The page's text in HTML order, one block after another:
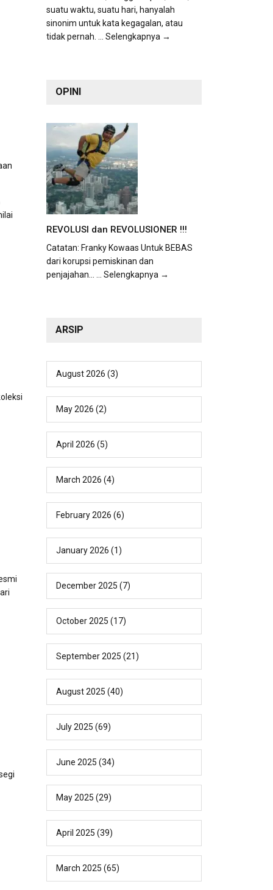
suatu waktu, suatu hari, hanyalah
sinonim untuk kata kegagalan, atau
tidak pernah. ... Selengkapnya →
OPINI
REVOLUSI dan REVOLUSIONER !!!
Catatan: Franky Kowaas Untuk BEBAS
dari korupsi pemiskinan dan
penjajahan...
... Selengkapnya →
ARSIP
August 2026 (3)
May 2026 (2)
April 2026 (5)
March 2026 (4)
February 2026 (6)
January 2026 (1)
December 2025 (7)
October 2025 (17)
September 2025 (21)
August 2025 (40)
July 2025 (69)
June 2025 (34)
May 2025 (29)
April 2025 (39)
March 2025 (65)